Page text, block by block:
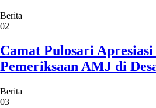
Berita
02
Camat Pulosari
Pemeriksaan AMJ di
Berita
03